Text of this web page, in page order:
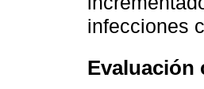
infecciones
Evaluación